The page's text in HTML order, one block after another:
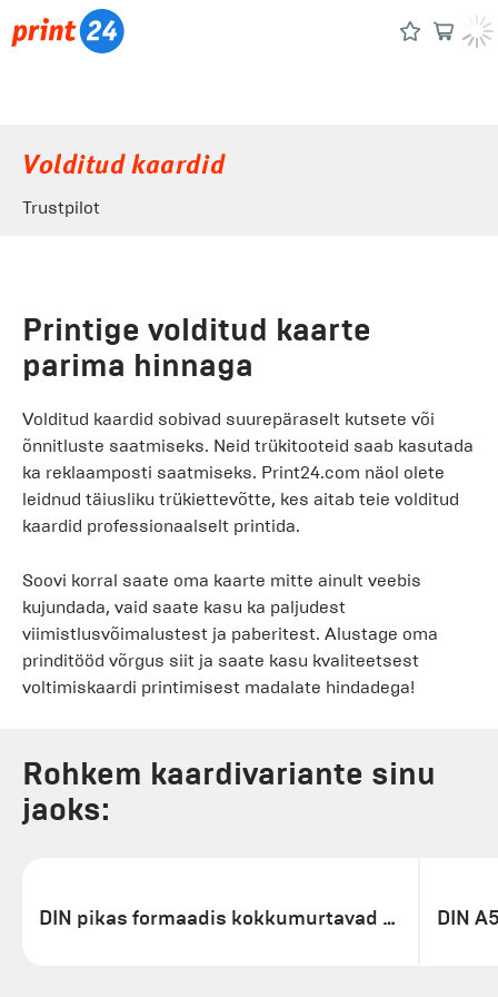
Volditud kaardid
Trustpilot
Printige volditud kaarte
parima hinnaga
Volditud kaardid sobivad suurepäraselt kutsete või
õnnitluste saatmiseks. Neid trükitooteid saab kasutada
ka reklaamposti saatmiseks. Print24.com näol olete
leidnud täiusliku trükiettevõtte, kes aitab teie volditud
kaardid professionaalselt printida.
Soovi korral saate oma kaarte mitte ainult veebis
kujundada, vaid saate kasu ka paljudest
viimistlusvõimalustest ja paberitest. Alustage oma
prinditööd võrgus siit ja saate kasu kvaliteetsest
voltimiskaardi printimisest madalate hindadega!
Rohkem kaardivariante sinu
jaoks:
DIN pikas formaadis kokkumurtavad kaardid